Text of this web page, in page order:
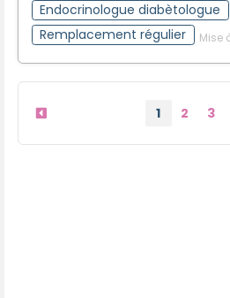
Endocrinologue diabètologue
Remplacement régulier
Mise
1 2 3